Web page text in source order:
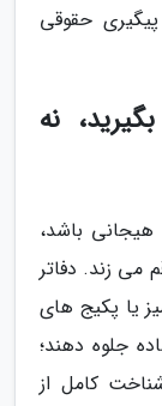
حقوقی
نه
باشد،
می زند. دفاتر
یا پکیج های
جلوه دهند؛
کامل از